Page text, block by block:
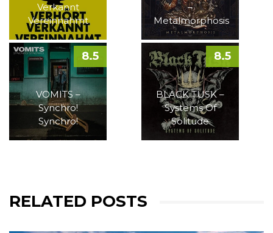
Verkannt
Vereinnahmt
–
Metalmorphosis
VOMITS –
Synchro!
Synchro!
8.5
BLACK TUSK –
Systems Of
Solitude
8.5
RELATED POSTS